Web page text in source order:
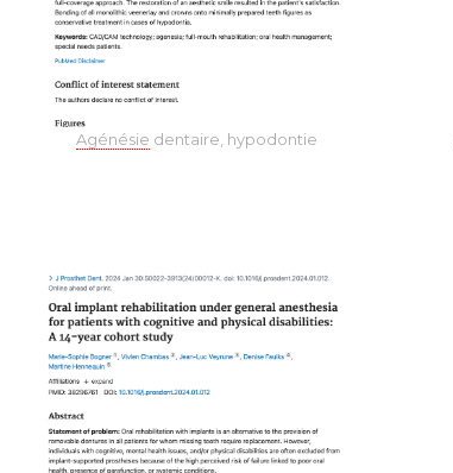
Agénésie dentaire, hypodontie